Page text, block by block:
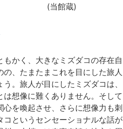
(当館蔵)
かく、大きなミズダコの存在自
、たまたまこれを目にした旅人
。旅人が目にしたミズダコは、
想像に難くありません。そして
を喚起させ、さらに想像力も刺
というセンセーショナルな話が